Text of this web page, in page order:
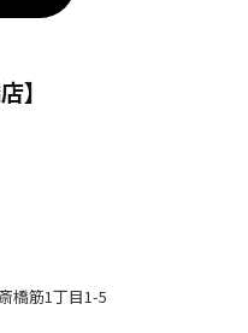
】
橋筋1丁目1-5